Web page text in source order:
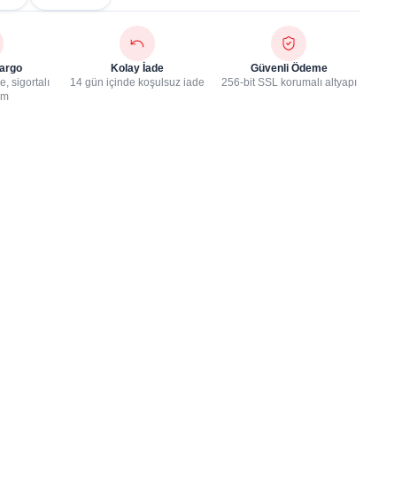
sigortalı
Kolay İade
14 gün içinde koşulsuz iade
Güvenli Ödeme
256-bit SSL korumalı altyapı